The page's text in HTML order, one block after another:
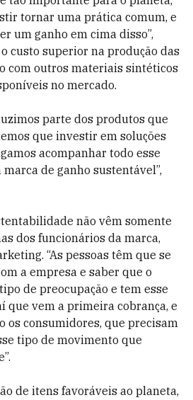
tornar uma prática comum, e
um ganho em cima disso”,
custo superior na produção das
com outros materiais sintéticos
no mercado.
parte dos produtos que
que investir em soluções
acompanhar todo esse
de ganho sustentável”,
não vêm somente
dos funcionários da marca,
“As pessoas têm que se
a empresa e saber que o
de preocupação e tem esse
que vem a primeira cobrança, e
os consumidores, que precisam
tipo de movimento que
de itens favoráveis ao planeta,